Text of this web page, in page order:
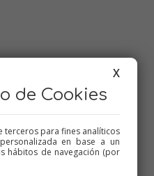
X
de Cookies
terceros para fines analíticos
en base a un
hábitos de navegación (por